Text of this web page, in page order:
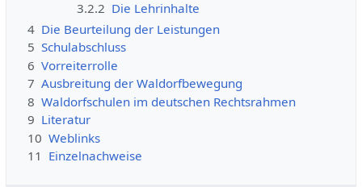
3.2.2 Die Lehrinhalte
4 Die Beurteilung der Leistungen
5 Schulabschluss
6 Vorreiterrolle
7 Ausbreitung der Waldorfbewegung
8 Waldorfschulen im deutschen Rechtsrahmen
9 Literatur
10 Weblinks
11 Einzelnachweise